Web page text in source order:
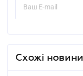
Схожі новини